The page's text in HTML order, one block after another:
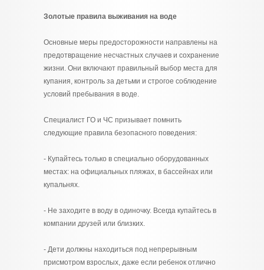
Золотые правила выживания на воде
Основные меры предосторожности направлены на
предотвращение несчастных случаев и сохранение
жизни. Они включают правильный выбор места для
купания, контроль за детьми и строгое соблюдение
условий пребывания в воде.
Специалист ГО и ЧС призывает помнить
следующие правила безопасного поведения:
- Купайтесь только в специально оборудованных
местах: на официальных пляжах, в бассейнах или
купальнях.
- Не заходите в воду в одиночку. Всегда купайтесь в
компании друзей или близких.
- Дети должны находиться под непрерывным
присмотром взрослых, даже если ребенок отлично